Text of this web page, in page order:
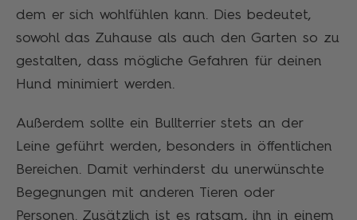
dem er sich wohlfühlen kann. Dies bedeutet,
sowohl das Zuhause als auch den Garten so zu
gestalten, dass mögliche Gefahren für deinen
Hund minimiert werden.
Außerdem sollte ein Bullterrier stets an der
Leine geführt werden, besonders in öffentlichen
Bereichen. Damit verhinderst du unerwünschte
Begegnungen mit anderen Tieren oder
Personen. Zusätzlich ist es ratsam, ihn in einem